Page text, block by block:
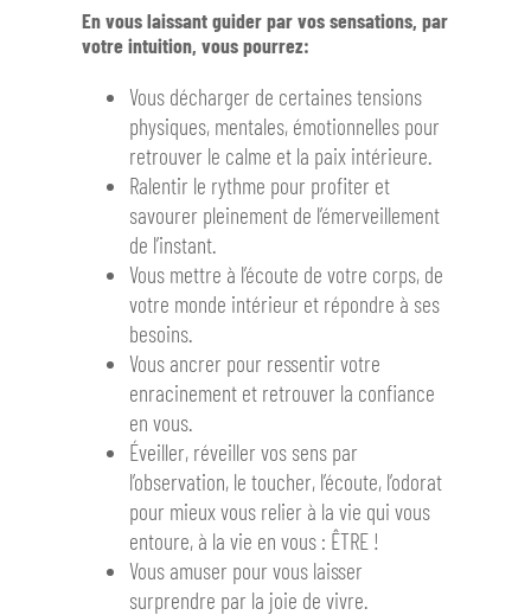
En vous laissant guider par vos sensations, par
votre intuition, vous pourrez:
Vous décharger de certaines tensions
physiques, mentales, émotionnelles pour
retrouver le calme et la paix intérieure.
Ralentir le rythme pour profiter et
savourer pleinement de l’émerveillement
de l’instant.
Vous mettre à l’écoute de votre corps, de
votre monde intérieur et répondre à ses
besoins.
Vous ancrer pour ressentir votre
enracinement et retrouver la confiance
en vous.
Éveiller, réveiller vos sens par
l’observation, le toucher, l’écoute, l’odorat
pour mieux vous relier à la vie qui vous
entoure, à la vie en vous : ÊTRE !
Vous amuser pour vous laisser
surprendre par la joie de vivre.